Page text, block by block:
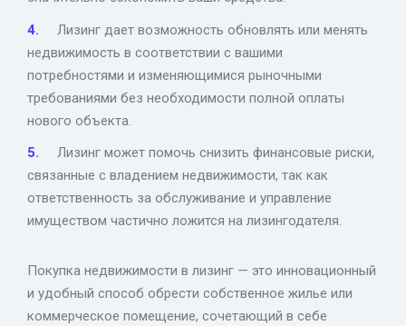
Лизинг дает возможность обновлять или менять
недвижимость в соответствии с вашими
потребностями и изменяющимися рыночными
требованиями без необходимости полной оплаты
нового объекта.
Лизинг может помочь снизить финансовые риски,
связанные с владением недвижимости, так как
ответственность за обслуживание и управление
имуществом частично ложится на лизингодателя.
Покупка недвижимости в лизинг — это инновационный
и удобный способ обрести собственное жилье или
коммерческое помещение, сочетающий в себе